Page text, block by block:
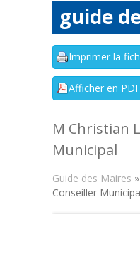
guide
M Christian
Municipal
Guide des Maires
Conseiller